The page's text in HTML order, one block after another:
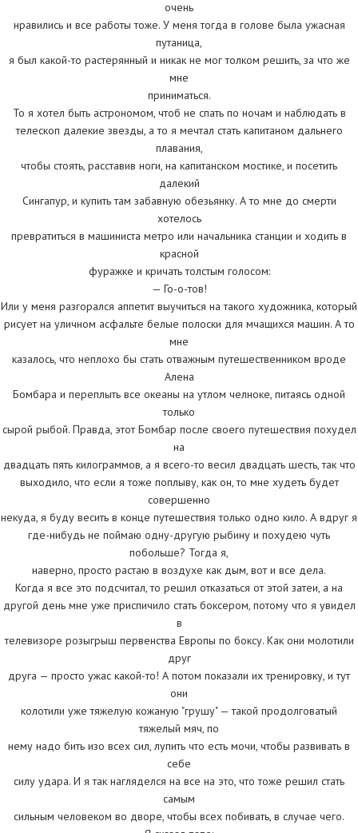
очень
нравились и все работы тоже. У меня тогда в голове была ужасная
путаница,
я был какой-то растерянный и никак не мог толком решить, за что же
мне
приниматься.
То я хотел быть астрономом, чтоб не спать по ночам и наблюдать в
телескоп далекие звезды, а то я мечтал стать капитаном дальнего
плавания,
чтобы стоять, расставив ноги, на капитанском мостике, и посетить
далекий
Сингапур, и купить там забавную обезьянку. А то мне до смерти
хотелось
превратиться в машиниста метро или начальника станции и ходить в
красной
фуражке и кричать толстым голосом:
— Го-о-тов!
Или у меня разгорался аппетит выучиться на такого художника, который
рисует на уличном асфальте белые полоски для мчащихся машин. А то
мне
казалось, что неплохо бы стать отважным путешественником вроде
Алена
Бомбара и переплыть все океаны на утлом челноке, питаясь одной
только
сырой рыбой. Правда, этот Бомбар после своего путешествия похудел
на
двадцать пять килограммов, а я всего-то весил двадцать шесть, так что
выходило, что если я тоже поплыву, как он, то мне худеть будет
совершенно
некуда, я буду весить в конце путешествия только одно кило. А вдруг я
где-нибудь не поймаю одну-другую рыбину и похудею чуть
побольше? Тогда я,
наверно, просто растаю в воздухе как дым, вот и все дела.
Когда я все это подсчитал, то решил отказаться от этой затеи, а на
другой день мне уже приспичило стать боксером, потому что я увидел
в
телевизоре розыгрыш первенства Европы по боксу. Как они молотили
друг
друга — просто ужас какой-то! А потом показали их тренировку, и тут
они
колотили уже тяжелую кожаную "грушу" — такой продолговатый
тяжелый мяч, по
нему надо бить изо всех сил, лупить что есть мочи, чтобы развивать в
себе
силу удара. И я так нагляделся на все на это, что тоже решил стать
самым
сильным человеком во дворе, чтобы всех побивать, в случае чего.